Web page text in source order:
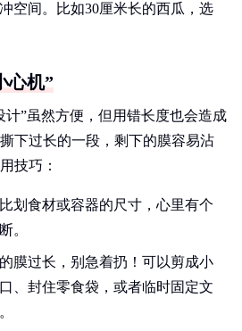
空间。比如30厘米长的西瓜，选
心机”
计”虽然方便，但用错长度也会造成
下过长的一段，剩下的膜容易沾
技巧：
划食材或容器的尺寸，心里有个
。
膜过长，别急着扔！可以剪成小
、封住零食袋，或者临时固定文